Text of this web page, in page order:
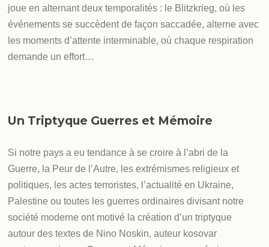
joue en alternant deux temporalités : le Blitzkrieg, où les
événements se succèdent de façon saccadée, alterne avec
les moments d’attente interminable, où chaque respiration
demande un effort…
Un Triptyque Guerres et Mémoire
Si notre pays a eu tendance à se croire à l’abri de la
Guerre, la Peur de l’Autre, les extrémismes religieux et
politiques, les actes terroristes, l’actualité en Ukraine,
Palestine ou toutes les guerres ordinaires divisant notre
société moderne ont motivé la création d’un triptyque
autour des textes de Nino Noskin, auteur kosovar